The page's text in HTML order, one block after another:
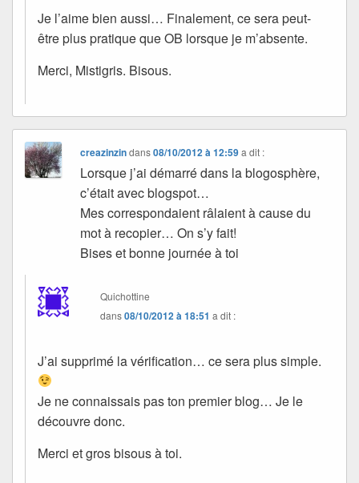
Je l’aime bien aussi… Finalement, ce sera peut-
être plus pratique que OB lorsque je m’absente.
Merci, Mistigris. Bisous.
creazinzindans08/10/2012 à 12:59 a dit :
Lorsque j’ai démarré dans la blogosphère,
c’était avec blogspot…
Mes correspondaient râlaient à cause du
mot à recopier… On s’y fait!
Bises et bonne journée à toi
Quichottine
dans08/10/2012 à 18:51 a dit :
J’ai supprimé la vérification… ce sera plus simple.
Je ne connaissais pas ton premier blog… Je le
découvre donc.
Merci et gros bisous à toi.